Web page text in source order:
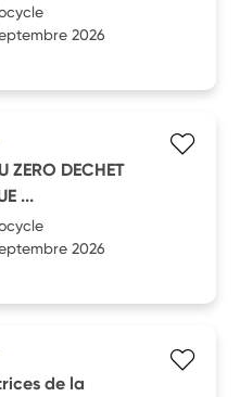
2026
ZERO DECHET
...
2026
de la